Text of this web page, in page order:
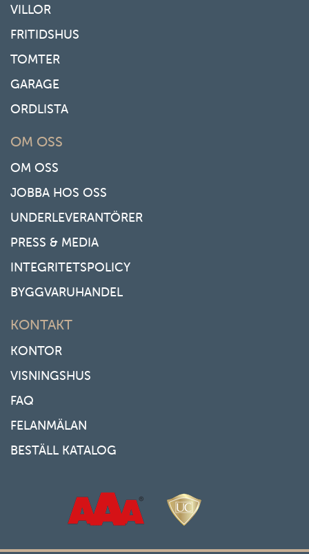
VILLOR
FRITIDSHUS
TOMTER
GARAGE
ORDLISTA
OM OSS
OM OSS
JOBBA HOS OSS
UNDERLEVERANTÖRER
PRESS & MEDIA
INTEGRITETSPOLICY
BYGGVARUHANDEL
KONTAKT
KONTOR
VISNINGSHUS
FAQ
FELANMÄLAN
BESTÄLL KATALOG